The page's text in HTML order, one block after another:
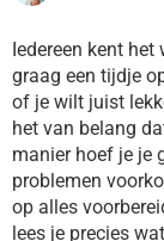
Iedereen kent
graag een tijdje
of je wilt juist
het van belang
manier hoef je je
problemen
op alles
lees je precies